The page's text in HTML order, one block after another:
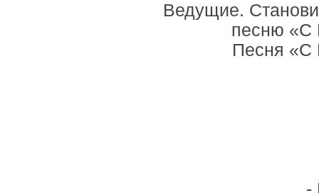
Ведущие.
песню «С
Песня «С
-